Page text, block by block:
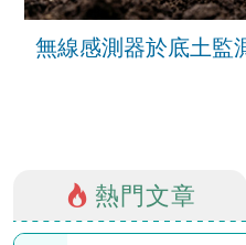
無線感測器於底土監
熱門文章